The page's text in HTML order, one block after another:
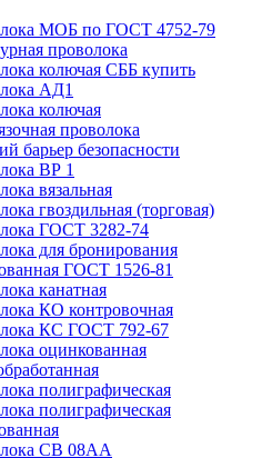
МОБ по ГОСТ 4752-79
проволока
колючая СББ купить
АД1
колючая
проволока
барьер безопасности
ВР 1
вязальная
гвоздильная (торговая)
ГОСТ 3282-74
для бронирования
ГОСТ 1526-81
канатная
КО контровочная
КС ГОСТ 792-67
оцинкованная
полиграфическая
полиграфическая
СВ 08АА